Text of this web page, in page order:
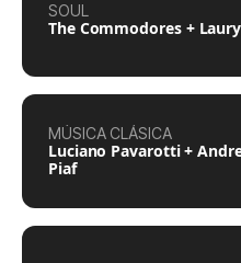
SOUL
The Commodores +
MÚSICA CLÁSICA
Luciano Pavarotti +
Piaf